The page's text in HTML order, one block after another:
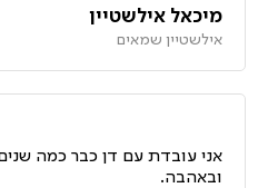
מיכאל אילשטיין
אילשטיין שמאים
אני עובדת עם דן כבר כמה
ובאהבה.